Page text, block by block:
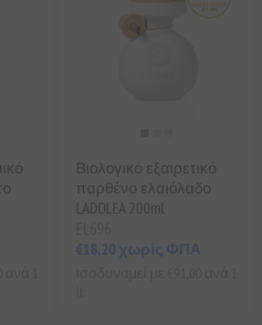
Βιολογικό εξαιρετικό
παρθένο ελαιόλαδο
LADOLEA 200ml
€18,20 χωρίς ΦΠΑ